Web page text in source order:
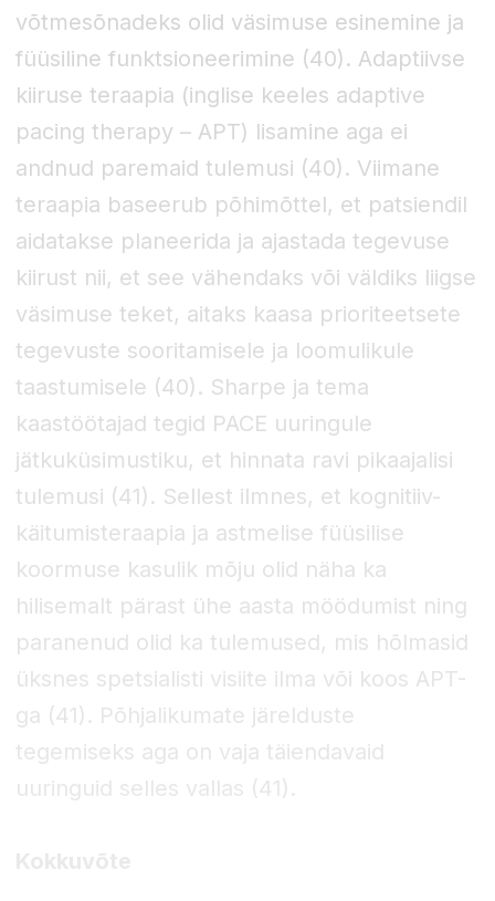
võtmesõnadeks olid väsimuse esinemine ja
füüsiline funktsioneerimine (40). Adaptiivse
kiiruse teraapia (inglise keeles adaptive
pacing therapy – APT) lisamine aga ei
andnud paremaid tulemusi (40). Viimane
teraapia baseerub põhimõttel, et patsiendil
aidatakse planeerida ja ajastada tegevuse
kiirust nii, et see vähendaks või väldiks liigse
väsimuse teket, aitaks kaasa prioriteetsete
tegevuste sooritamisele ja loomulikule
taastumisele (40). Sharpe ja tema
kaastöötajad tegid PACE uuringule
jätkuküsimustiku, et hinnata ravi pikaajalisi
tulemusi (41). Sellest ilmnes, et kognitiiv-
käitumisteraapia ja astmelise füüsilise
koormuse kasulik mõju olid näha ka
hilisemalt pärast ühe aasta möödumist ning
paranenud olid ka tulemused, mis hõlmasid
üksnes spetsialisti visiite ilma või koos APT-
ga (41). Põhjalikumate järelduste
tegemiseks aga on vaja täiendavaid
uuringuid selles vallas (41).